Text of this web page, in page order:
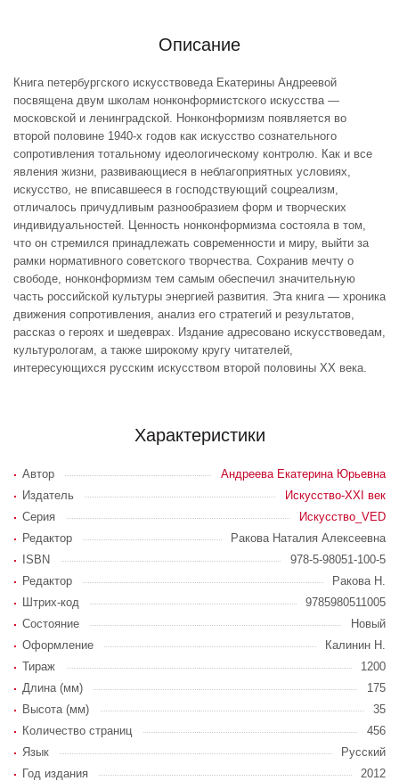
Описание
Книга петербургского искусствоведа Екатерины Андреевой
посвящена двум школам нонконформистского искусства —
московской и ленинградской. Нонконформизм появляется во
второй половине 1940-х годов как искусство сознательного
сопротивления тотальному идеологическому контролю. Как и все
явления жизни, развивающиеся в неблагоприятных условиях,
искусство, не вписавшееся в господствующий соцреализм,
отличалось причудливым разнообразием форм и творческих
индивидуальностей. Ценность нонконформизма состояла в том,
что он стремился принадлежать современности и миру, выйти за
рамки нормативного советского творчества. Сохранив мечту о
свободе, нонконформизм тем самым обеспечил значительную
часть российской культуры энергией развития. Эта книга — хроника
движения сопротивления, анализ его стратегий и результатов,
рассказ о героях и шедеврах. Издание адресовано искусствоведам,
культурологам, а также широкому кругу читателей,
интересующихся русским искусством второй половины ХХ века.
Характеристики
Автор
Андреева Екатерина Юрьевна
Издатель
Искусство-XXI век
Серия
Искусство_VED
Редактор
Ракова Наталия Алексеевна
ISBN
978-5-98051-100-5
Редактор
Ракова Н.
Штрих-код
9785980511005
Состояние
Новый
Оформление
Калинин Н.
Тираж
1200
Длина (мм)
175
Высота (мм)
35
Количество страниц
456
Язык
Русский
Год издания
2012